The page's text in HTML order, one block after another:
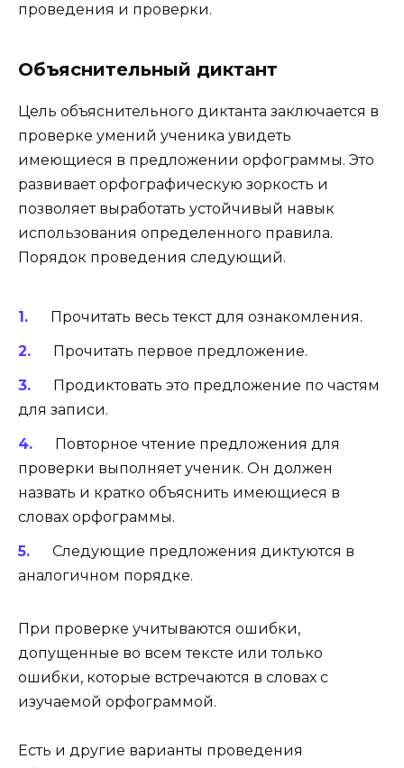
проведения и проверки.
Объяснительный диктант
Цель объяснительного диктанта заключается в
проверке умений ученика увидеть
имеющиеся в предложении орфограммы. Это
развивает орфографическую зоркость и
позволяет выработать устойчивый навык
использования определенного правила.
Порядок проведения следующий.
Прочитать весь текст для ознакомления.
Прочитать первое предложение.
Продиктовать это предложение по частям
для записи.
Повторное чтение предложения для
проверки выполняет ученик. Он должен
назвать и кратко объяснить имеющиеся в
словах орфограммы.
Следующие предложения диктуются в
аналогичном порядке.
При проверке учитываются ошибки,
допущенные во всем тексте или только
ошибки, которые встречаются в словах с
изучаемой орфограммой.
Есть и другие варианты проведения